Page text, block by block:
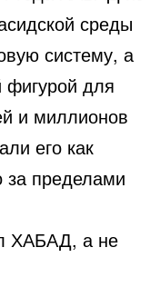
среды
систему, а
фигурой для
и миллионов
его как
за пределами
ХАБАД, а не